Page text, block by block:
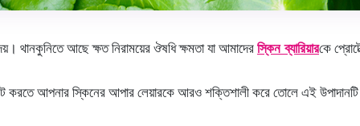
থানকুনিতে আছে ক্ষত নিরাময়ের ঔষধি ক্ষমতা যা আমাদের স্কিন ব্যারিয়ারকে
করতে আপনার স্কিনের আপার লেয়ারকে আরও শক্তিশালী করে তোলে এই